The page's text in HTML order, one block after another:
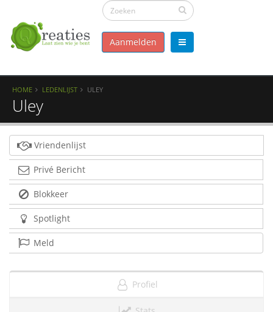
Aanmelden
HOME LEDENLIJST ULEY
Uley
Vriendenlijst
Privé Bericht
Blokkeer
Spotlight
Meld
Profiel